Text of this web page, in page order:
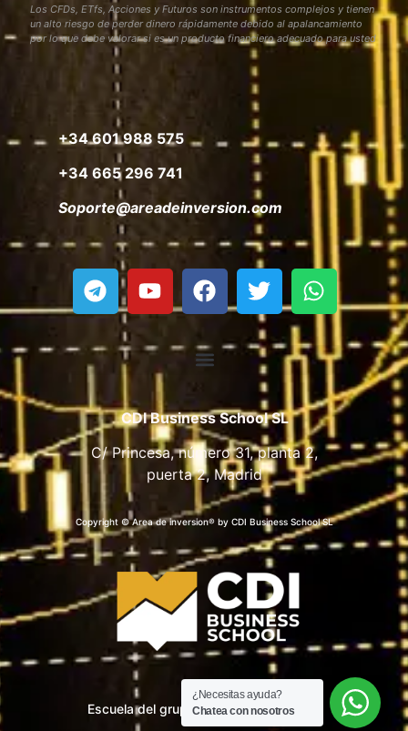
Los CFDs, ETfs, Acciones y Futuros son instrumentos complejos y tienen
un alto riesgo de perder dinero rápidamente debido al apalancamiento
por lo que debe valorar si es un producto financiero adecuado para usted
+34 601 988 575
+34 665 296 741
Soporte@areadeinversion.com
CDI Business School SL
C/ Princesa, número 31, planta 2,
puerta 2, Madrid
Copyright © Area de inversion® by CDI Business School SL
Escuela del grupo CDI Business School
¿Necesitas ayuda?
Chatea con nosotros